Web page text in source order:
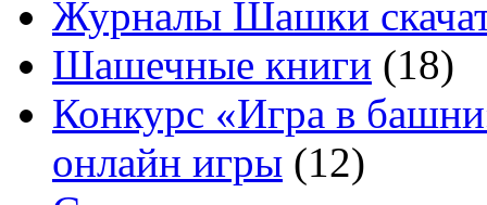
Журналы Шашки
Шашечные книги (18)
Конкурс «Игра в
онлайн игры (12)